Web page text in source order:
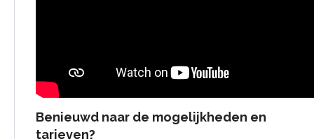
Benieuwd naar de mogelijkheden en
tarieven?